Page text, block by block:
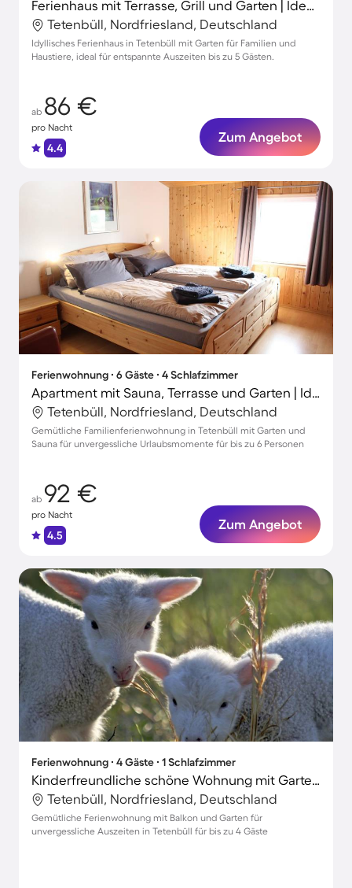
Ferienhaus mit Terrasse, Grill und Garten | Ideal für Homeoffice
Tetenbüll, Nordfriesland, Deutschland
Idyllisches Ferienhaus in Tetenbüll mit Garten für Familien und
Haustiere, ideal für entspannte Auszeiten bis zu 5 Gästen.
ab 86 €
pro Nacht
4.4
Zum Angebot
Ferienwohnung ∙ 6 Gäste ∙ 4 Schlafzimmer
Apartment mit Sauna, Terrasse und Garten | Ideal für Homeoffice
Tetenbüll, Nordfriesland, Deutschland
Gemütliche Familienferienwohnung in Tetenbüll mit Garten und
Sauna für unvergessliche Urlaubsmomente für bis zu 6 Personen
ab 92 €
pro Nacht
4.5
Zum Angebot
Ferienwohnung ∙ 4 Gäste ∙ 1 Schlafzimmer
Kinderfreundliche schöne Wohnung mit Garten, Terrasse und Grill
Tetenbüll, Nordfriesland, Deutschland
Gemütliche Ferienwohnung mit Balkon und Garten für
unvergessliche Auszeiten in Tetenbüll für bis zu 4 Gäste